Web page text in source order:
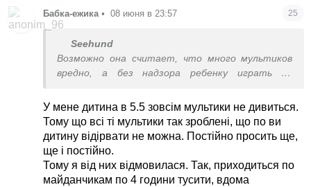
Бабка-ежика • 08 июня в 23:57 25
Seehund
Возможно она считает, что много мультиков
вредно, а без надзора ребенку играть на
У мене дитина в 5.5 зовсім мультики не дивиться.
Тому що всі ті мультики так зроблені, що по ви
дитину відірвати не можна. Постійно просить ще,
ще і постійно.
Тому я від них відмовилася. Так, приходиться по
майданчикам по 4 години тусити, вдома